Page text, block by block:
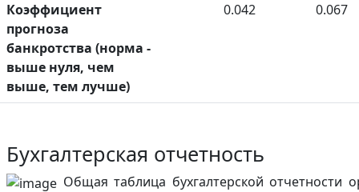
Коэффициент
прогноза
банкротства (норма -
выше нуля, чем
выше, тем лучше)
0.042 0.067
Бухгалтерская отчетность
Общая таблица бухгалтерской отчетности